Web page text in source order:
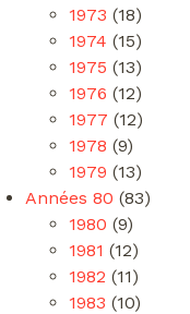
1973 (18)
1974 (15)
1975 (13)
1976 (12)
1977 (12)
1978 (9)
1979 (13)
Années 80 (83)
1980 (9)
1981 (12)
1982 (11)
1983 (10)